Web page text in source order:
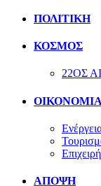
ΠΟΛΙΤΙΚΗ
ΚΟΣΜΟΣ
22ΟΣ
ΟΙΚΟΝΟΜΙΑ
ΑΠΟΨΗ